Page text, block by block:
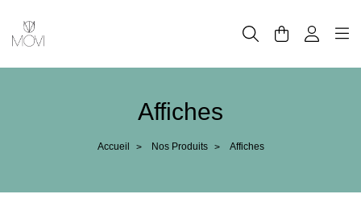
Affiches
Accueil > Nos Produits > Affiches